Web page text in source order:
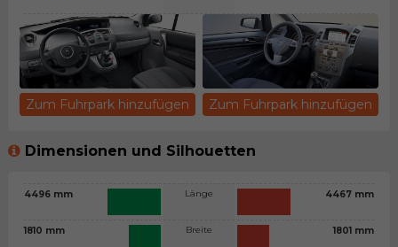
Zum Fuhrpark hinzufügen Zum Fuhrpark hinzufügen
Dimensionen und Silhouetten
4496 mm
1810 mm
Länge
Breite
4467 mm
1801 mm